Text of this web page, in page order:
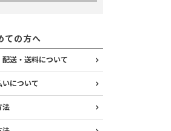
ての方へ
配送・送料について
いについて
法